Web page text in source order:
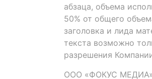
абзаца, объема
50% от общего
заголовка и лида
текста возможно
разрешения
ООО «ФОКУС